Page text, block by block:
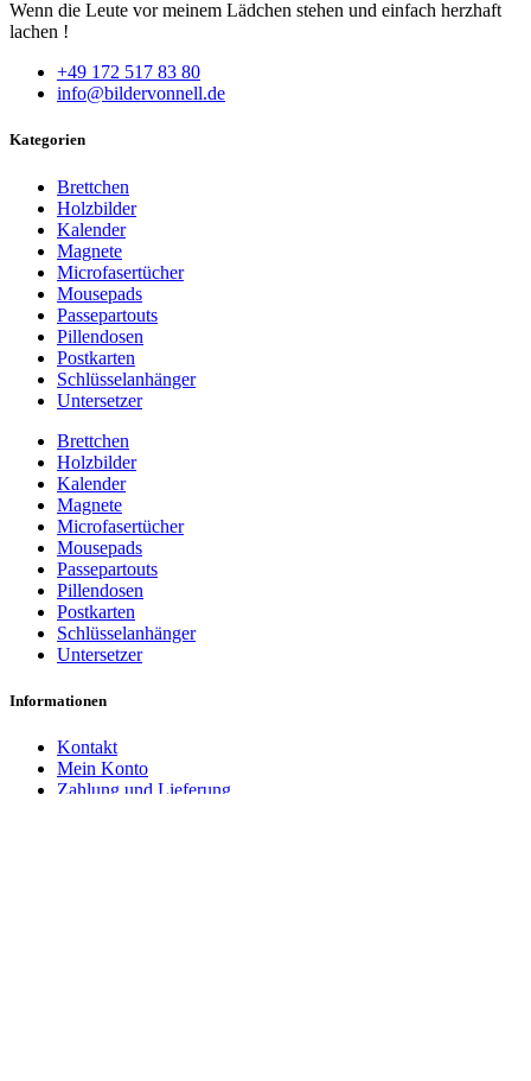
Wenn die Leute vor meinem Lädchen stehen und einfach herzhaft
lachen !
+49 172 517 83 80
info@bildervonnell.de
Kategorien
Brettchen
Holzbilder
Kalender
Magnete
Microfasertücher
Mousepads
Passepartouts
Pillendosen
Postkarten
Schlüsselanhänger
Untersetzer
Brettchen
Holzbilder
Kalender
Magnete
Microfasertücher
Mousepads
Passepartouts
Pillendosen
Postkarten
Schlüsselanhänger
Untersetzer
Informationen
Kontakt
Mein Konto
Zahlung und Lieferung